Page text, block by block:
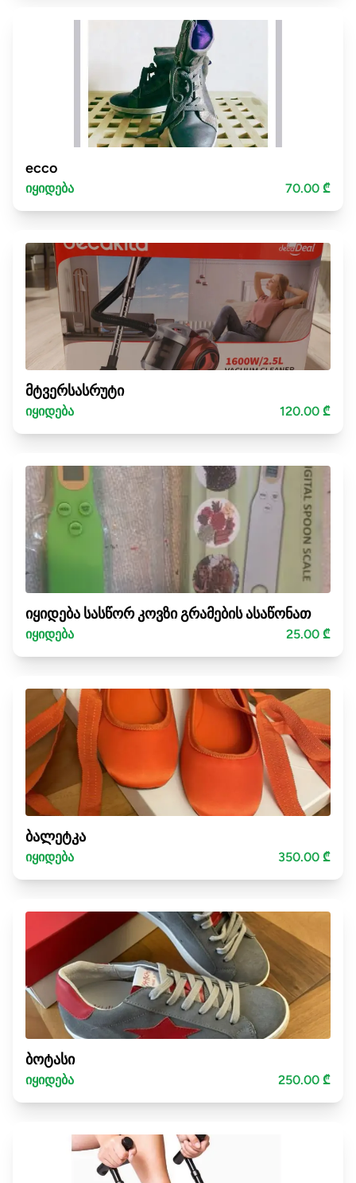
ecco
იყიდება 70.00 ₾
მტვერსასრუტი
იყიდება 120.00 ₾
იყიდება სასწორ კოვზი გრამების ასაწონათ
იყიდება 25.00 ₾
ბალეტკა
იყიდება 350.00 ₾
ბოტასი
იყიდება 250.00 ₾